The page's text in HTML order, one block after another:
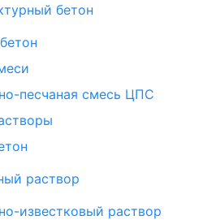
бетон
песчаная смесь ЦПС
раствор
известковый раствор